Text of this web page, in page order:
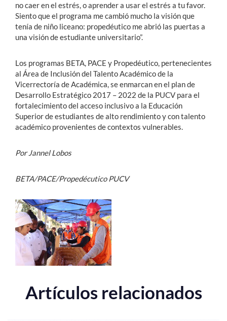
no caer en el estrés, o aprender a usar el estrés a tu favor.
Siento que el programa me cambió mucho la visión que
tenía de niño liceano: propedéutico me abrió las puertas a
una visión de estudiante universitario”.
Los programas BETA, PACE y Propedéutico, pertenecientes
al Área de Inclusión del Talento Académico de la
Vicerrectoría de Académica, se enmarcan en el plan de
Desarrollo Estratégico 2017 – 2022 de la PUCV para el
fortalecimiento del acceso inclusivo a la Educación
Superior de estudiantes de alto rendimiento y con talento
académico provenientes de contextos vulnerables.
Por Jannel Lobos
BETA/PACE/Propedécutico PUCV
Artículos relacionados